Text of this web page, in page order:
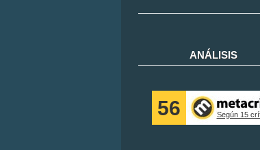
ANÁLISIS
56 Según 15